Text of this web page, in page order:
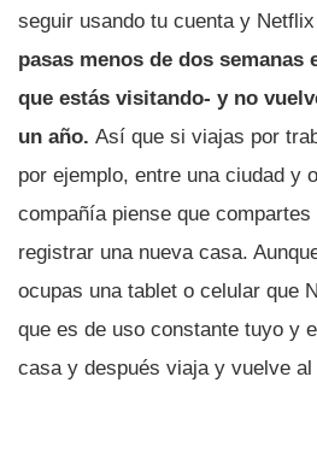
seguir usando tu cuenta y
pasas menos de dos semanas
que estás visitando- y no
un año. Así que si viajas por
por ejemplo, entre una ciudad y
compañía piense que
registrar una nueva casa.
ocupas una tablet o celular que
que es de uso constante tuyo y
casa y después viaja y vuelve